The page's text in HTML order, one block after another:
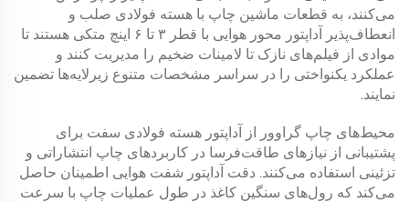
می‌کنند، به قطعات ماشین چاپ با هسته فولادی صلب و
انعطاف‌پذیر آداپتور محور هوایی با قطر ۳ تا ۶ اینچ متکی هستند تا
موادی از فیلم‌های نازک تا لامینات ضخیم را مدیریت کنند و
عملکرد یکنواختی را در سراسر مشخصات متنوع زیرلایه‌ها تضمین
نمایند.
محیط‌های چاپ گراوور از آداپتور هسته فولادی سفت برای
پشتیبانی از نیازهای طاقت‌فرسا در کاربردهای چاپ انتشاراتی و
تزئینی استفاده می‌کنند. دقت آداپتور شفت هوایی اطمینان حاصل
می‌کند که رول‌های سنگین کاغذ در طول عملیات چاپ با سرعت